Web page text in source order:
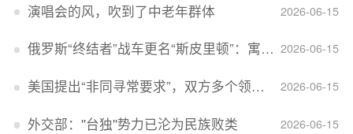
2026-06-15
演唱会的风，吹到了中老年群体
2026-06-15
俄罗斯“终结者”战车更名“斯皮里顿”：寓意强大可靠，彰显俄精神力量
2026-06-15
美国提出“非同寻常要求”，双方多个领域分歧依旧，印美贸易谈判进入“关键阶段”
2026-06-15
外交部：''台独''势力已沦为民族败类